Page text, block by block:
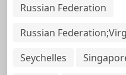
Russian Federation
Russian
Seychelles